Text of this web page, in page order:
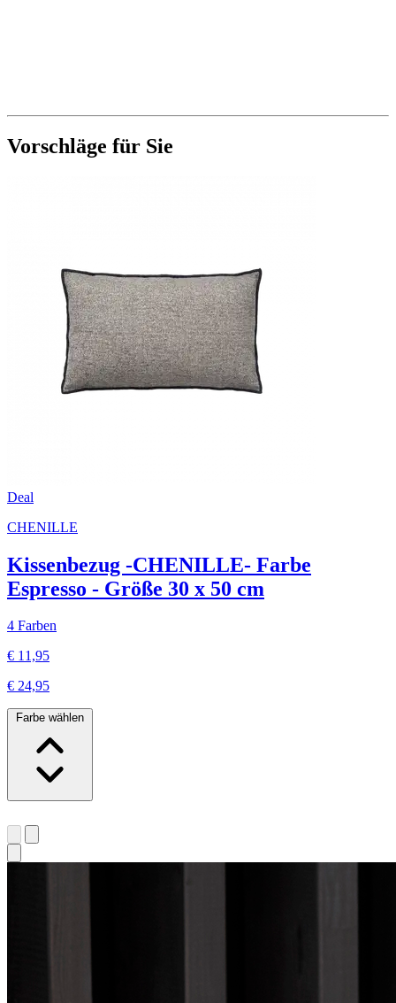
Vorschläge für Sie
Deal
CHENILLE
Kissenbezug -CHENILLE- Farbe
Espresso - Größe 30 x 50 cm
4 Farben
€ 11,95
€ 24,95
Farbe wählen